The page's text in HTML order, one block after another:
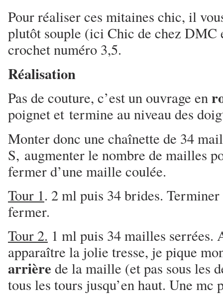
Pour réaliser ces mitaines chic, il
plutôt souple (ici Chic de chez DMC
crochet numéro 3,5.
Réalisation
Pas de couture, c’est un ouvrage en
poignet et termine au niveau des
Monter donc une chaînette de 34
S, augmenter le nombre de mailles
fermer d’une maille coulée.
Tour 1. 2 ml puis 34 brides.
fermer.
Tour 2. 1 ml puis 34 mailles serrées.
apparaître la jolie tresse, je pique
arrière de la maille (et pas sous les
tous les tours jusqu’en haut. Une mc